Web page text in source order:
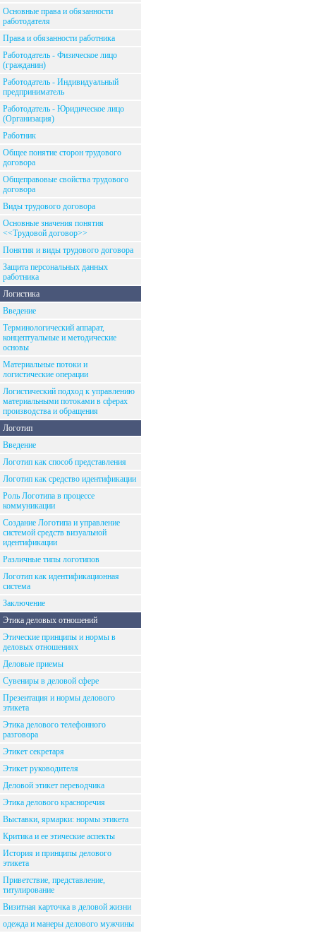
Основные права и обязанности
работодателя
Права и обязанности работника
Работодатель - Физическое лицо
(гражданин)
Работодатель - Индивидуальный
предприниматель
Работодатель - Юридическое лицо
(Организация)
Работник
Общее понятие сторон трудового
договора
Общеправовые свойства трудового
договора
Виды трудового договора
Основные значения понятия
<<Трудовой договор>>
Понятия и виды трудового договора
Защита персональных данных
работника
Логистика
Введение
Терминологический аппарат,
концептуальные и методические
основы
Материальные потоки и
логистические операции
Логистический подход к управлению
материальными потоками в сферах
производства и обращения
Логотип
Введение
Логотип как способ представления
Логотип как средство идентификации
Роль Логотипа в процессе
коммуникации
Создание Логотипа и управление
системой средств визуальной
идентификации
Различные типы логотипов
Логотип как идентификационная
система
Заключение
Этика деловых отношений
Этические принципы и нормы в
деловых отношениях
Деловые приемы
Сувениры в деловой сфере
Презентация и нормы делового
этикета
Этика делового телефонного
разговора
Этикет секретаря
Этикет руководителя
Деловой этикет переводчика
Этика делового красноречия
Выставки, ярмарки: нормы этикета
Критика и ее этические аспекты
История и принципы делового
этикета
Приветствие, представление,
титулирование
Визитная карточка в деловой жизни
одежда и манеры делового мужчины